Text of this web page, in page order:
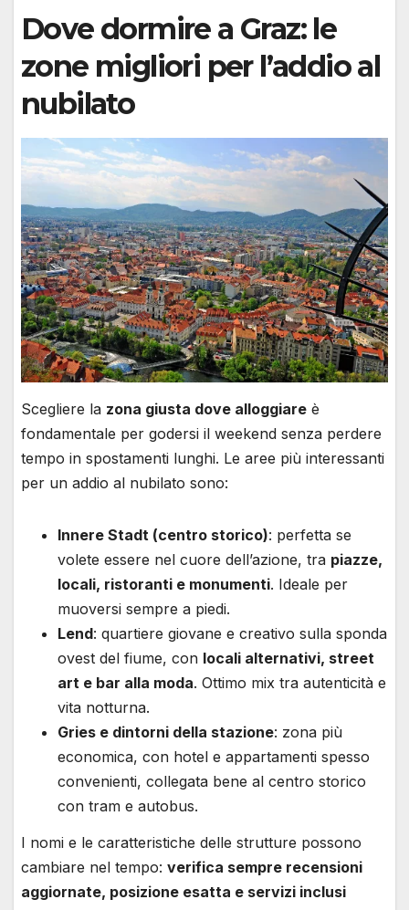
Dove dormire a Graz: le
zone migliori per l’addio al
nubilato
Scegliere la zona giusta dove alloggiare è
fondamentale per godersi il weekend senza perdere
tempo in spostamenti lunghi. Le aree più interessanti
per un addio al nubilato sono:
Innere Stadt (centro storico): perfetta se
volete essere nel cuore dell’azione, tra piazze,
locali, ristoranti e monumenti. Ideale per
muoversi sempre a piedi.
Lend: quartiere giovane e creativo sulla sponda
ovest del fiume, con locali alternativi, street
art e bar alla moda. Ottimo mix tra autenticità e
vita notturna.
Gries e dintorni della stazione: zona più
economica, con hotel e appartamenti spesso
convenienti, collegata bene al centro storico
con tram e autobus.
I nomi e le caratteristiche delle strutture possono
cambiare nel tempo: verifica sempre recensioni
aggiornate, posizione esatta e servizi inclusi